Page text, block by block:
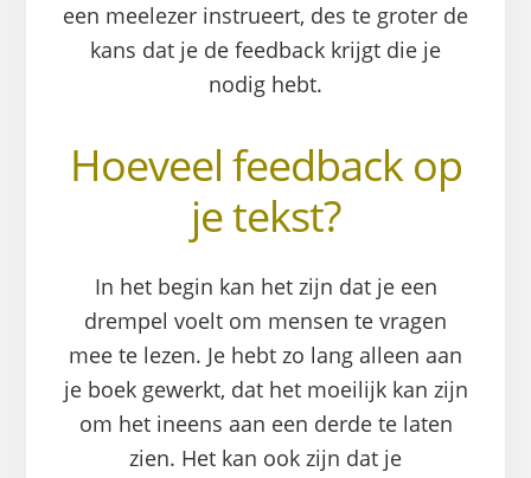
een meelezer instrueert, des te groter de
kans dat je de feedback krijgt die je
nodig hebt.
Hoeveel feedback op
je tekst?
In het begin kan het zijn dat je een
drempel voelt om mensen te vragen
mee te lezen. Je hebt zo lang alleen aan
je boek gewerkt, dat het moeilijk kan zijn
om het ineens aan een derde te laten
zien. Het kan ook zijn dat je